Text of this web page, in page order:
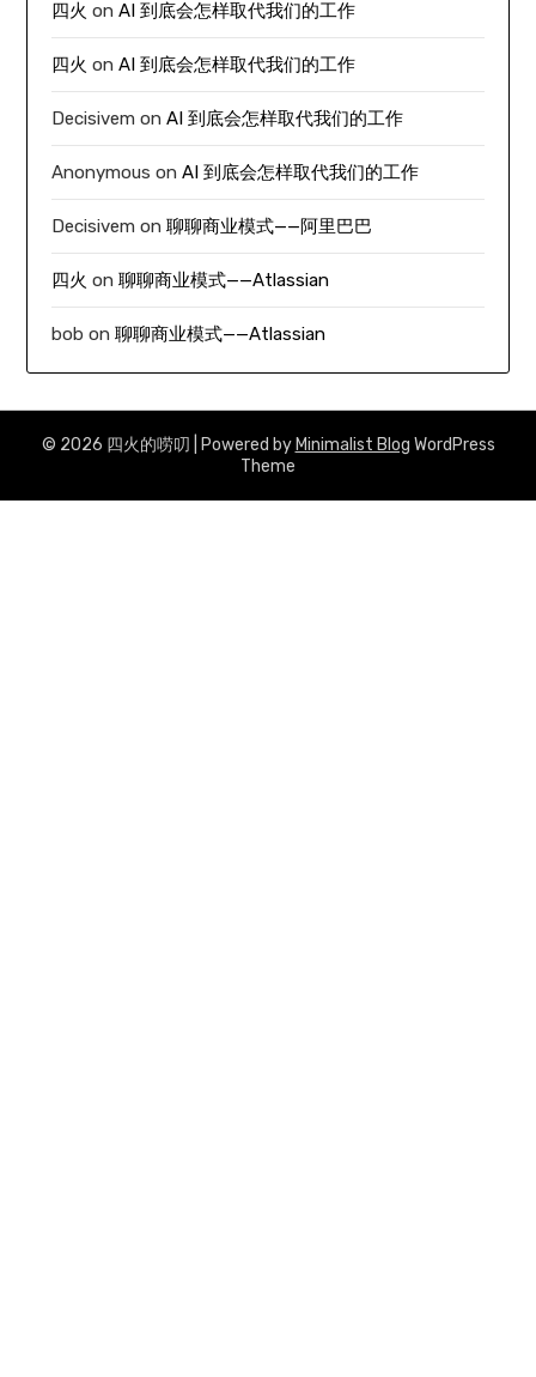
四火 onAI 到底会怎样取代我们的工作
四火 onAI 到底会怎样取代我们的工作
Decisivem onAI 到底会怎样取代我们的工作
Anonymous onAI 到底会怎样取代我们的工作
Decisivem on聊聊商业模式——阿里巴巴
四火 on聊聊商业模式——Atlassian
bob on聊聊商业模式——Atlassian
© 2026 四火的唠叨 | Powered by Minimalist Blog WordPress
Theme